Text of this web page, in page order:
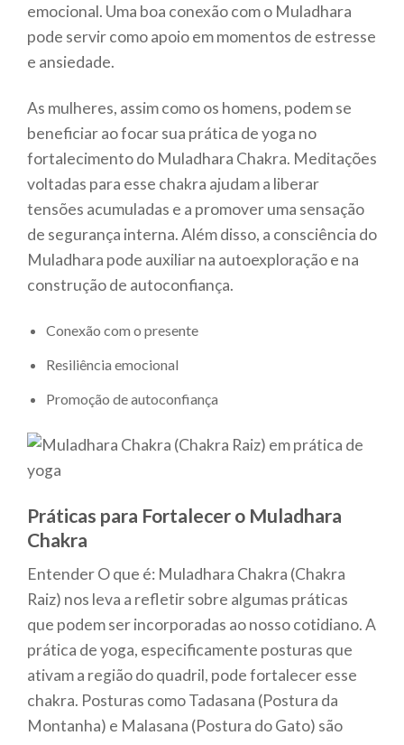
emocional. Uma boa conexão com o Muladhara
pode servir como apoio em momentos de estresse
e ansiedade.
As mulheres, assim como os homens, podem se
beneficiar ao focar sua prática de yoga no
fortalecimento do Muladhara Chakra. Meditações
voltadas para esse chakra ajudam a liberar
tensões acumuladas e a promover uma sensação
de segurança interna. Além disso, a consciência do
Muladhara pode auxiliar na autoexploração e na
construção de autoconfiança.
Conexão com o presente
Resiliência emocional
Promoção de autoconfiança
Práticas para Fortalecer o Muladhara
Chakra
Entender O que é: Muladhara Chakra (Chakra
Raiz) nos leva a refletir sobre algumas práticas
que podem ser incorporadas ao nosso cotidiano. A
prática de yoga, especificamente posturas que
ativam a região do quadril, pode fortalecer esse
chakra. Posturas como Tadasana (Postura da
Montanha) e Malasana (Postura do Gato) são